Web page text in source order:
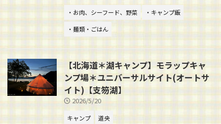
・お肉、シーフード、野菜
・キャンプ飯
・麺類・ごはん
【北海道＊湖キャンプ】モラップキャ
ンプ場＊ユニバーサルサイト(オートサ
イト)【支笏湖】
2026/5/20
キャンプ 道央